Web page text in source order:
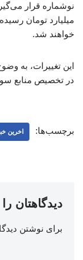
نوشماره قرار
میلیارد تومان
خواهند شد.
این تغییرات، به
در تخصیص منابع
برچسب‌ها: اخرین
دیدگاهتان
برای نوشتن